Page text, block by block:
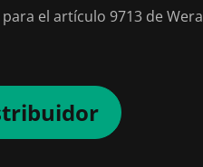
el artículo 9713 de Wera